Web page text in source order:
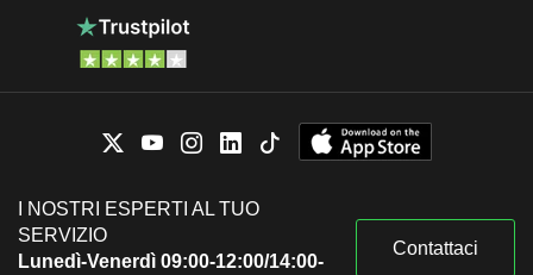
I NOSTRI ESPERTI AL TUO
SERVIZIO
Lunedì-Venerdì 09:00-12:00/14:00-
Contattaci